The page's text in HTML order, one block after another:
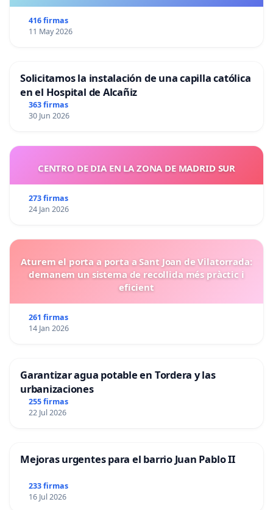
416 firmas
11 May 2026
Solicitamos la instalación de una capilla católica
en el Hospital de Alcañiz
363 firmas
30 Jun 2026
CENTRO DE DIA EN LA ZONA DE MADRID SUR
273 firmas
24 Jan 2026
Aturem el porta a porta a Sant Joan de Vilatorrada:
demanem un sistema de recollida més pràctic i
eficient
261 firmas
14 Jan 2026
Garantizar agua potable en Tordera y las
urbanizaciones
255 firmas
22 Jul 2026
Mejoras urgentes para el barrio Juan Pablo II
233 firmas
16 Jul 2026